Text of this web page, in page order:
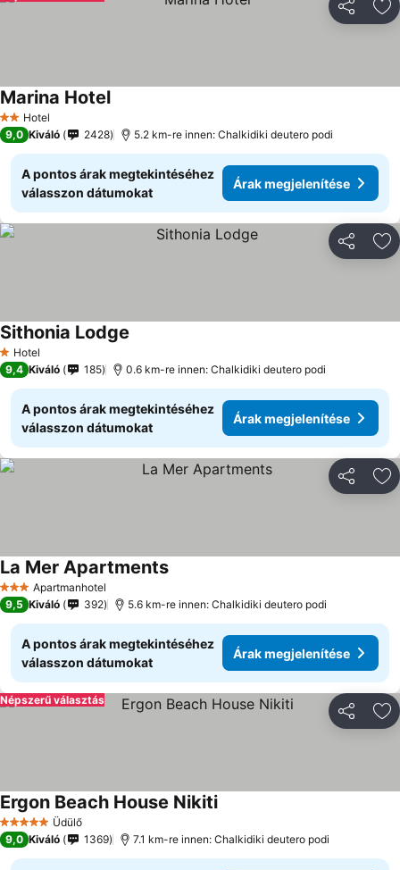
2 Kategória
Hotel
Marina HotelÁrak megjelenítése
9,0 Kiváló 2428 5.2 km-re innen: Chalkidiki deutero podi
A pontos árak megtekintéséhez
válasszon dátumokat
Árak megjelenítése
1 Kategória
Hotel
Sithonia Lodge
9,4 Kiváló 185 0.6 km-re innen: Chalkidiki deutero podi
A pontos árak megtekintéséhez
válasszon dátumokat
Árak megjelenítése
3 KategóriaApartmanhotel
La Mer ApartmentsÁrak megjelenítése
9,5 Kiváló 392 5.6 km-re innen: Chalkidiki deutero podi
A pontos árak megtekintéséhez
válasszon dátumokat
Árak megjelenítése
Népszerű választás
5 KategóriaÜdülő
Ergon Beach House NikitiÁrak megjelenítése
9,0 Kiváló 1369 7.1 km-re innen: Chalkidiki deutero podi